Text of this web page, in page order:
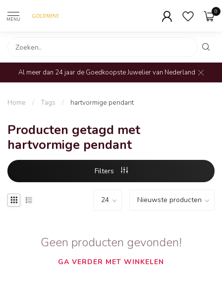
MENU
0
Al meer dan 24 jaar de Goedkoopste Juwelier van Nederland
Home / Tags / hartvormige pendant
Producten getagd met
hartvormige pendant
Filters
Geen producten gevonden!
GA VERDER MET WINKELEN